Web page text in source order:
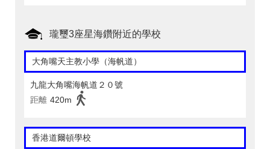
瓏璽3座星海鑽附近的學校
大角嘴天主教小學（海帆道）
九龍大角嘴海帆道２０號
距離 420m
香港道爾頓學校